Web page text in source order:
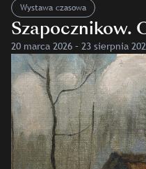
Wystawa czasowa
Szapocznikow.
20 marca 2026 – 23 sierpnia